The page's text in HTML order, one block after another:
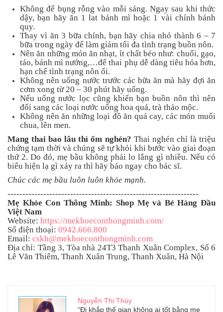
Không để bụng rỗng vào mỗi sáng. Ngay sau khi thức
dậy, bạn hãy ăn 1 lat bánh mì hoặc 1 vài chính bánh
quy.
Thay vì ăn 3 bữa chính, bạn hãy chia nhỏ thành 6 – 7
bữa trong ngày để làm giảm tối đa tình trạng buồn nôn.
Nên ăn những món ăn nhạt, ít chất béo như: chuối, gạo,
táo, bánh mì nướng,…để thai phụ dễ dàng tiêu hóa hơn,
hạn chế tình trạng nôn ối.
Không nên uống nước trước các bữa ăn mà hãy đợi ăn
cơm xong từ 20 – 30 phút hãy uống.
Nếu uống nước lọc cũng khiến bạn buồn nôn thì nên
đổi sang các loại nước uống hoa quả, trà thảo mộc.
Không nên ăn những loại đồ ăn quá cay, các món muối
chua, lên men.
Mang thai bao lâu thì ốm nghén? Thai nghén chỉ là triệu
chứng tạm thời và chúng sẽ tự khỏi khi bước vào giai đoạn
thứ 2. Do đó, mẹ bầu không phải lo lắng gì nhiều. Nếu có
biểu hiện lạ gì xảy ra thì hãy báo ngay cho bác sĩ.
Chúc các mẹ bầu luôn luôn khỏe mạnh.
----------------------------------------------------------------
Mẹ Khỏe Con Thông Minh: Shop Mẹ và Bé Hàng Đầu
Việt Nam
Website: https://mekhoeconthongminh.com/
Số điện thoại: 0942.666.800
Email: cskh@mekhoeconthongminh.com
Địa chỉ: Tầng 3, Tòa nhà 24T3 Thanh Xuân Complex, Số 6
Lê Văn Thiêm, Thanh Xuân Trung, Thanh Xuân, Hà Nội
Nguyễn Thị Thùy
“Đi khắp thế gian không ai tốt bằng mẹ